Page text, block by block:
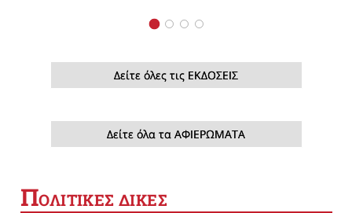
Δείτε όλες τις ΕΚΔΟΣΕΙΣ
Δείτε όλα τα ΑΦΙΕΡΩΜΑΤΑ
ΠΟΛΙΤΙΚΕΣ ΔΙΚΕΣ